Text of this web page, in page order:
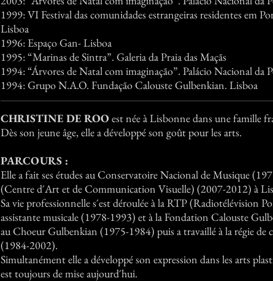
1999: VI Festival das comunidades estrangeiras residentes em
Lisboa
1996: Espaço Gan- Lisboa
1995: “Marinas de Sintra”. Galeria da Praia das Maçãs
1994: “Árvores de Natal com imaginação”. Palácio Nacional da
1994: Grupo N.A.O. Fundação Calouste Gulbenkian. Lisboa
CHRISTINE DE ROO est née à Lisbonne dans une famille
Dès son jeune âge, elle a développé son goût pour les arts.
PARCOURS :
Elle a fait ses études au Conservatoire Nacional de Musique
(Centre d´Art et de Communication Visuelle) (2007-2012) à
Sa vie professionnelle s´est déroulée à la RTP (Radiotélévision
assistante musicale (1978-1993) et à la Fondation Calouste
au Choeur Gulbenkian (1975-1984) puis a travaillé à la régie de
(1984-2002).
Simultanément elle a développé son expression dans les arts
est toujours de mise aujourd´hui.